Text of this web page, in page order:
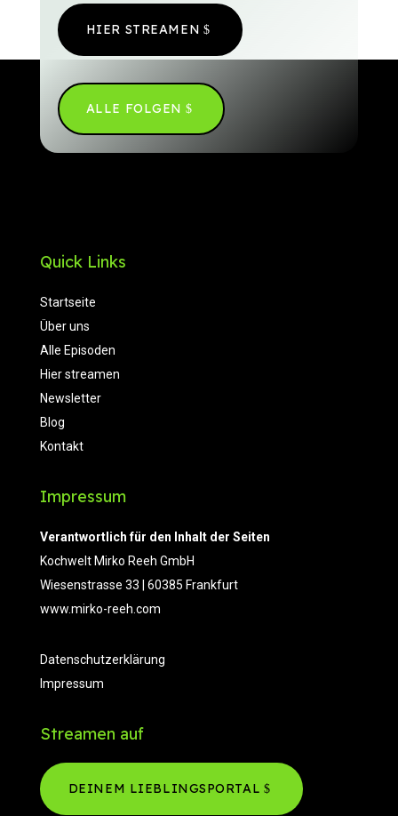
HIER STREAMEN
ALLE FOLGEN
Quick Links
Startseite
Über uns
Alle Episoden
Hier streamen
Newsletter
Blog
Kontakt
Impressum
Verantwortlich für den Inhalt der Seiten
Kochwelt Mirko Reeh GmbH
Wiesenstrasse 33 | 60385 Frankfurt
www.mirko-reeh.com
Datenschutzerklärung
Impressum
Streamen auf
DEINEM LIEBLINGSPORTAL